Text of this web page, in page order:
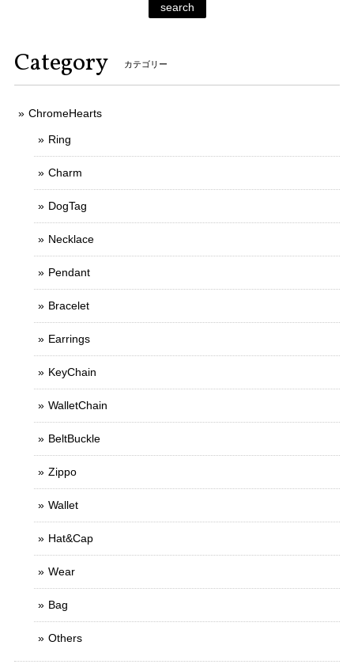
search
Category カテゴリー
ChromeHearts
Ring
Charm
DogTag
Necklace
Pendant
Bracelet
Earrings
KeyChain
WalletChain
BeltBuckle
Zippo
Wallet
Hat&Cap
Wear
Bag
Others